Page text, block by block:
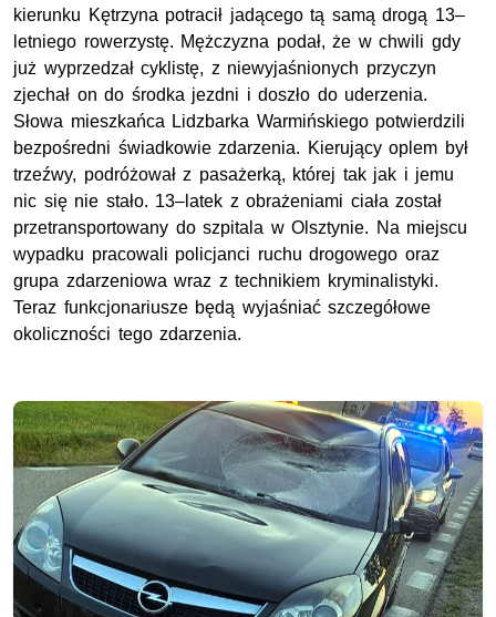
kierunku Kętrzyna potracił jadącego tą samą drogą 13–
letniego rowerzystę. Mężczyzna podał, że w chwili gdy
już wyprzedzał cyklistę, z niewyjaśnionych przyczyn
zjechał on do środka jezdni i doszło do uderzenia.
Słowa mieszkańca Lidzbarka Warmińskiego potwierdzili
bezpośredni świadkowie zdarzenia. Kierujący oplem był
trzeźwy, podróżował z pasażerką, której tak jak i jemu
nic się nie stało. 13–latek z obrażeniami ciała został
przetransportowany do szpitala w Olsztynie. Na miejscu
wypadku pracowali policjanci ruchu drogowego oraz
grupa zdarzeniowa wraz z technikiem kryminalistyki.
Teraz funkcjonariusze będą wyjaśniać szczegółowe
okoliczności tego zdarzenia.